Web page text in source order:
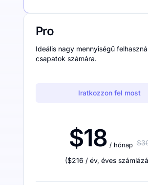
Pro
Ideális nagy mennyiségű
csapatok számára.
Iratkozzon fel most
$18 / hónap
($216 / év, éves